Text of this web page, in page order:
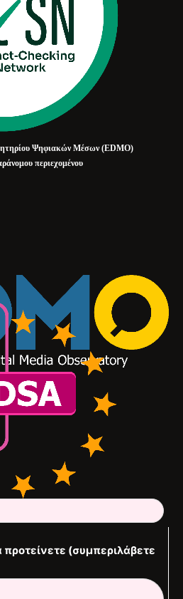
Ψηφιακών Μέσων (EDMO)
περιεχομένου
(συμπεριλάβετε